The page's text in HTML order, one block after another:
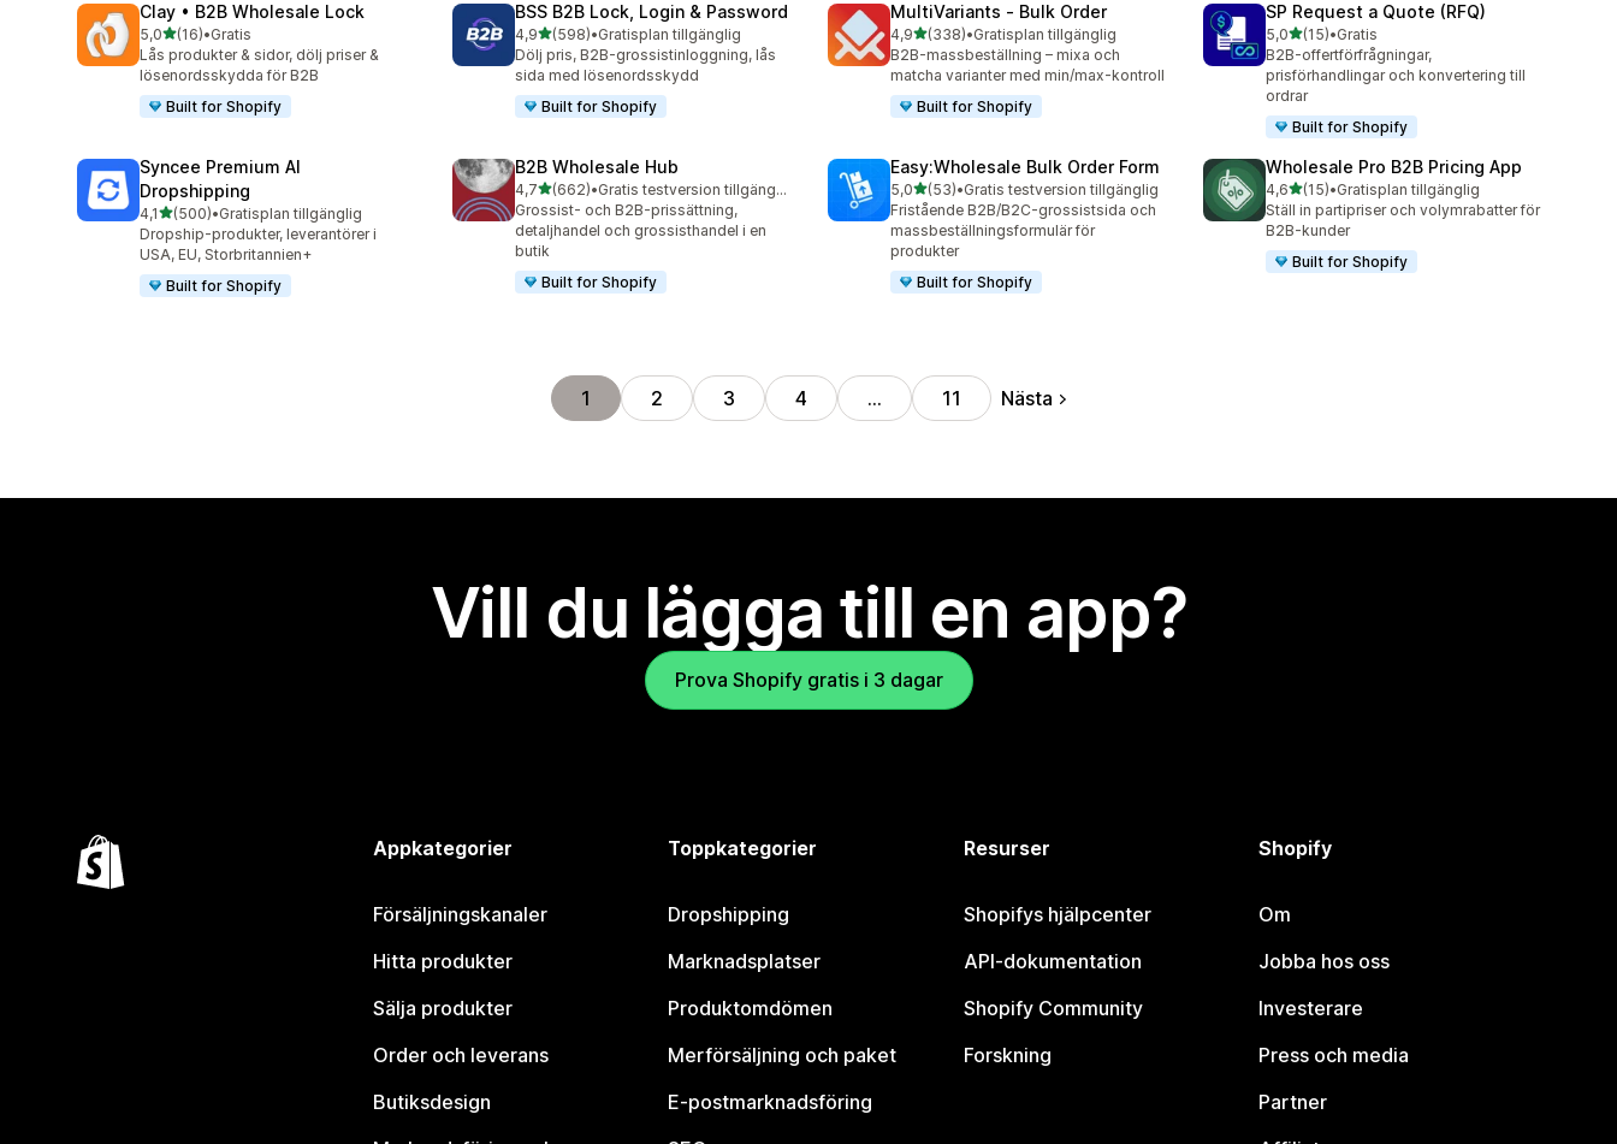
Clay • B2B Wholesale Lock
5,0av 5 stjärnor
(16)
16 recensioner totalt
•Gratis
Lås produkter & sidor, dölj priser &
lösenordsskydda för B2B
Built for Shopify
BSS B2B Lock, Login & Password
4,9av 5 stjärnor
(598)
598 recensioner totalt
•Gratisplan tillgänglig
Dölj pris, B2B-grossistinloggning, lås
sida med lösenordsskydd
Built for Shopify
MultiVariants ‑ Bulk Order
4,9av 5 stjärnor
(338)
338 recensioner totalt
•Gratisplan tillgänglig
B2B-massbeställning – mixa och
matcha varianter med min/max-kontroll
Built for Shopify
SP Request a Quote (RFQ)
5,0av 5 stjärnor
(15)
15 recensioner totalt
•Gratis
B2B-offertförfrågningar,
prisförhandlingar och konvertering till
ordrar
Built for Shopify
Syncee Premium AI
Dropshipping
4,1av 5 stjärnor
(500)
500 recensioner totalt
•Gratisplan tillgänglig
Dropship-produkter, leverantörer i
USA, EU, Storbritannien+
Built for Shopify
B2B Wholesale Hub
4,7av 5 stjärnor
(662)
662 recensioner totalt
•
Gratis testversion tillgänglig
Grossist- och B2B-prissättning,
detaljhandel och grossisthandel i en
butik
Built for Shopify
Easy:Wholesale Bulk Order Form
5,0av 5 stjärnor
(53)
53 recensioner totalt
•Gratis testversion tillgänglig
Fristående B2B/B2C-grossistsida och
massbeställningsformulär för
produkter
Built for Shopify
Wholesale Pro B2B Pricing App
4,6av 5 stjärnor
(15)
15 recensioner totalt
•Gratisplan tillgänglig
Ställ in partipriser och volymrabatter för
B2B-kunder
Built for Shopify
1 2 3 4 … 11 Nästa
Vill du lägga till en app?
Prova Shopify gratis i 3 dagar
Appkategorier
Försäljningskanaler
Hitta produkter
Sälja produkter
Order och leverans
Butiksdesign
Toppkategorier
Dropshipping
Marknadsplatser
Produktomdömen
Merförsäljning och paket
E-postmarknadsföring
Resurser
Shopifys hjälpcenter
API-dokumentation
Shopify Community
Forskning
Shopify
Om
Jobba hos oss
Investerare
Press och media
Partner